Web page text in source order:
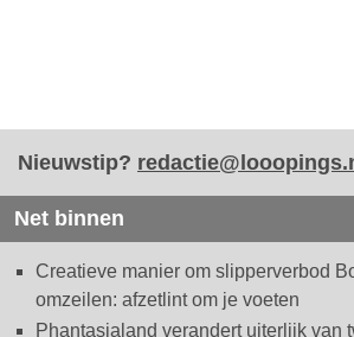
Nieuwstip?
Net binnen
Creatieve manier om slipperverbod
omzeilen: afzetlint om je voeten
Phantasialand verandert uiterlijk van